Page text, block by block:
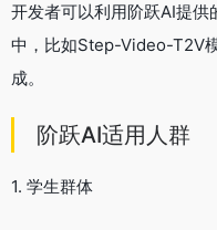
开发者可以利用阶跃AI提供
中，比如Step-Video-T2V
成。
阶跃AI适用人群
1. 学生群体